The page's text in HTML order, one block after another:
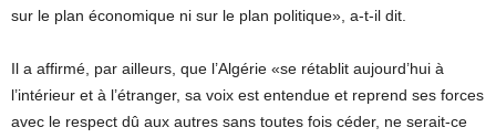
sur le plan économique ni sur le plan politique», a-t-il dit.
Il a affirmé, par ailleurs, que l’Algérie «se rétablit aujourd’hui à
l’intérieur et à l’étranger, sa voix est entendue et reprend ses forces
avec le respect dû aux autres sans toutes fois céder, ne serait-ce